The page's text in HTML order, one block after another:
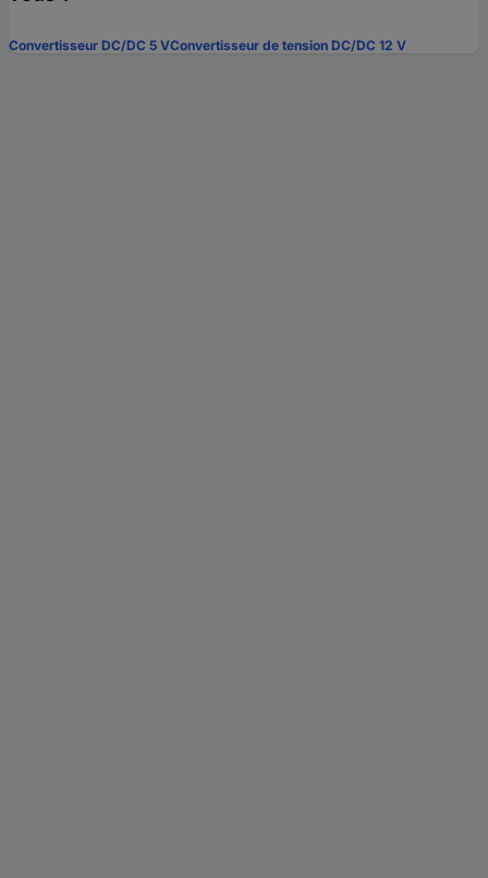
Convertisseur DC/DC 5 VConvertisseur de tension DC/DC 12 V